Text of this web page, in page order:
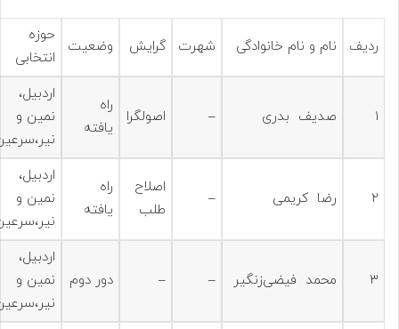
ردیف نام و نام خانوادگی شهرت گرایش وضعیت
حوزه
انتخابی
۱ صدیف بدری – اصولگرا
راه
یافته
اردبیل،
نمین و
۲ رضا کریمی –
اصلاح
طلب
راه
یافته
اردبیل،
نمین و
۳ محمد فیضی‌زنگیر –
– دور دوم
اردبیل،
نمین و